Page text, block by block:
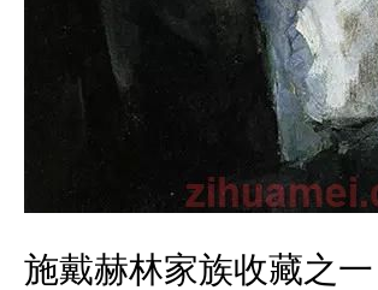
施戴赫林家族收藏之一